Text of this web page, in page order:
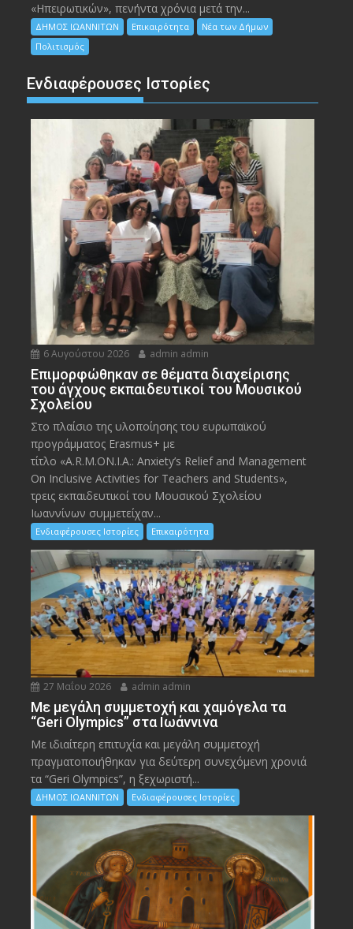
«Ηπειρωτικών», πενήντα χρόνια μετά την...
ΔΗΜΟΣ ΙΩΑΝΝΙΤΩΝ Επικαιρότητα
Νέα των Δήμων
Πολιτισμός
Ενδιαφέρουσες Ιστορίες
6 Αυγούστου 2026 admin admin
Eπιμορφώθηκαν σε θέματα διαχείρισης
του άγχους εκπαιδευτικοί του Μουσικού
Σχολείου
Στο πλαίσιο της υλοποίησης του ευρωπαϊκού
προγράμματος Erasmus+ με
τίτλο «A.R.M.ON.I.A.: Anxiety’s Relief and Management
On Inclusive Activities for Teachers and Students»,
τρεις εκπαιδευτικοί του Μουσικού Σχολείου
Ιωαννίνων συμμετείχαν...
Ενδιαφέρουσες Ιστορίες Επικαιρότητα
27 Μαΐου 2026 admin admin
Με μεγάλη συμμετοχή και χαμόγελα τα
“Geri Olympics” στα Ιωάννινα
Με ιδιαίτερη επιτυχία και μεγάλη συμμετοχή
πραγματοποιήθηκαν για δεύτερη συνεχόμενη χρονιά
τα “Geri Olympics”, η ξεχωριστή...
ΔΗΜΟΣ ΙΩΑΝΝΙΤΩΝ Ενδιαφέρουσες Ιστορίες